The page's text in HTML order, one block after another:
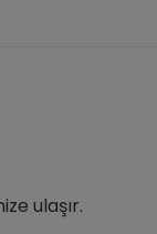
ulaşır.